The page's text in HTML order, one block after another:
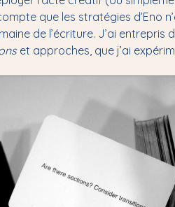
que les stratégies d’Eno
de l’écriture. J’ai entrepris
et approches, que j’ai